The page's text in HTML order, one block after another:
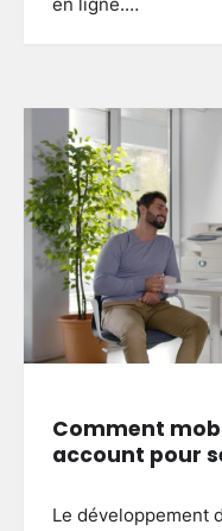
en ligne.…
Comment
account pour
Le développement
3